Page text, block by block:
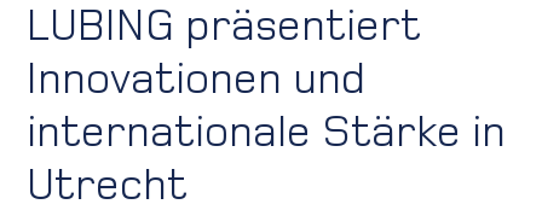
Neuigkeiten
Unternehmen
LUBING präsentiert
Innovationen und
internationale Stärke in
Utrecht